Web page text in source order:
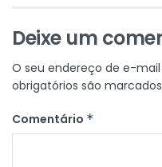
Deixe um
O seu endereço de e-
obrigatórios são
Comentário *